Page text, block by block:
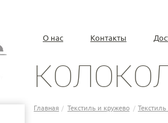
О нас Контакты
Главная / Текстиль и кружево /